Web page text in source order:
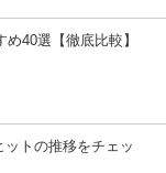
40選【徹底比較】
トの推移をチェッ